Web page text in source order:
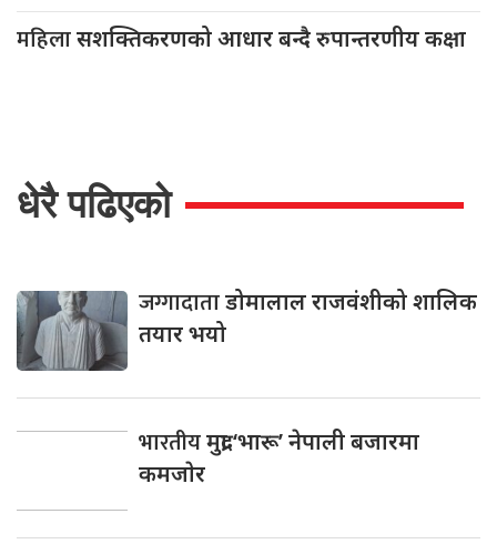
महिलासशक्तिकरणको आधार बन्दै रुपान्तरणीय कक्षा
धेरै पढिएको
जग्गादाताडोमालाल राजवंशीको शालिक
तयार भयो
भारतीयमुद्रा ‘भारू’ नेपाली बजारमा
कमजाेर